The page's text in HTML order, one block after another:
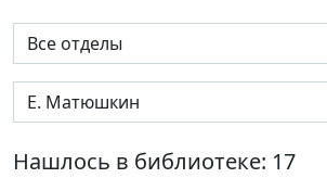
Нашлось в библиотеке: 17